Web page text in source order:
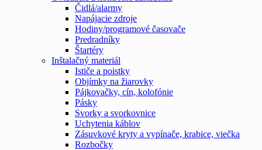
Čidlá/alarmy
Napájacie zdroje
Hodiny/programové časovače
Predradníky
Štartéry
Inštalačný materiál
Ističe a poistky
Objímky na žiarovky
Pájkovačky, cín, kolofónie
Pásky
Svorky a svorkovnice
Uchytenia káblov
Zásuvkové kryty a vypínače, krabice, viečka
Rozbočky